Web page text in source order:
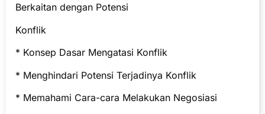
Berkaitan dengan Potensi
Konflik
* Konsep Dasar Mengatasi Konflik
* Menghindari Potensi Terjadinya Konflik
* Memahami Cara-cara Melakukan Negosiasi